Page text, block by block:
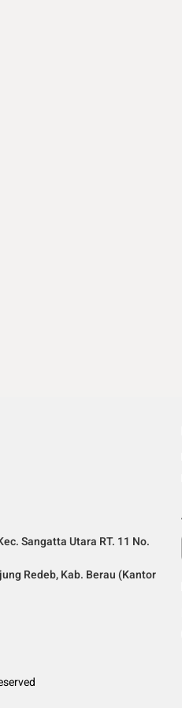
Sangatta Utara RT. 11 No.
Redeb, Kab. Berau (Kantor